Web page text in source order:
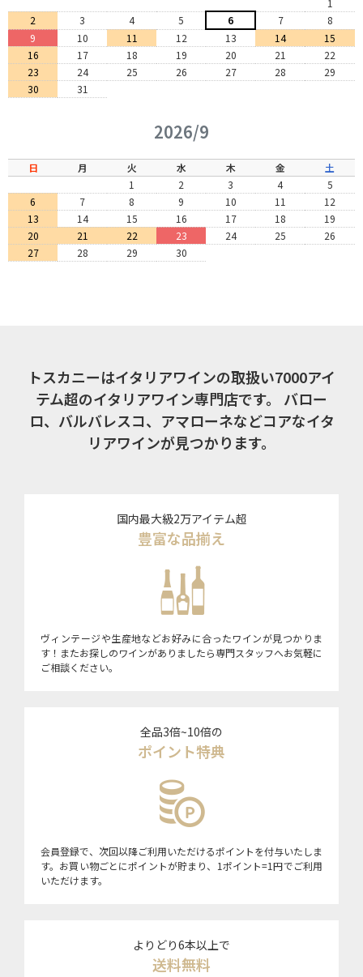
2
3 4 5 6 7
8
9
10 11 12 13 14
15
16
17 18 19 20 21
22
23
24 25 26 27 28
29
30
31
2026/9
日 月 火 水 木 金
土
1
2 3 4
5
6
7 8 9 10 11
12
13
14 15 16 17 18
19
20
21 22 23 24 25
26
27
28 29 30
トスカニーはイタリアワインの取扱い7000アイ
テム超のイタリアワイン専門店です。
バロー
ロ、バルバレスコ、アマローネなどコアなイタ
リアワインが見つかります。
国内最大級2万アイテム超
豊富な品揃え
ヴィンテージや生産地などお好みに合ったワインが見つかりま
す！またお探しのワインがありましたら専門スタッフへお気軽に
ご相談ください。
全品3倍~10倍の
ポイント特典
会員登録で、次回以降ご利用いただけるポイントを付与いたしま
す。お買い物ごとにポイントが貯まり、1ポイント=1円でご利用
いただけます。
よりどり6本以上で
送料無料